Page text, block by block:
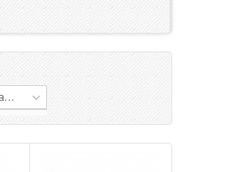
названию товара, от А до Я